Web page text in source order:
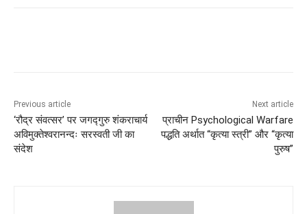
Previous article
‘रौद्र संवत्सर’ पर जगद्गुरु शंकराचार्य
अविमुक्तेश्वरानन्दः सरस्वती जी का
संदेश
Next article
प्राचीन Psychological Warfare
पद्धति अर्थात “कृत्या स्त्री” और “कृत्या
पुरुष”